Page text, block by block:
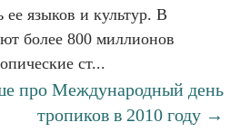
ее языков и культур. В
более 800 миллионов
ст...
про Международный день
тропиков в 2010 году →